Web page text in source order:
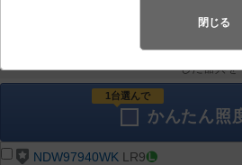
チェック
した器具を
1台選んで
かんたん 照
NDW97940WK LR9
閉じる